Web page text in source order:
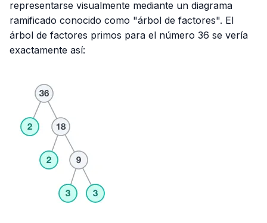
representarse visualmente mediante un diagrama
ramificado conocido como "árbol de factores". El
árbol de factores primos para el número 36 se vería
exactamente así: